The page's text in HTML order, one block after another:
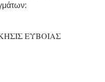
ΕΥΒΟΙΑΣ